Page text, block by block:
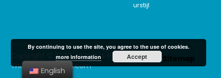
urstijl
Copyright © 2020. All Rights Reserved -
The-interordesign.com
Sitemap
English
By continuing to use the site, you agree to the use of cookies.
more information
Accept